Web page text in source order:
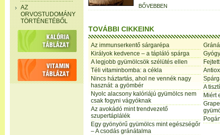
AZ
ORVOSTUDOMÁNY
TÖRTÉNETÉBŐL
BŐVEBBEN
TOVÁBBI CIKKEINK
Az immunserkentő sárgarépa
Királyok kedvence – a tápláló spárga
A legjobb gyümölcsök szélütés ellen
Téli vitaminbomba: a cékla
Nincs háztartás, ahol ne vennék nagy
hasznát: a gyömbér
Nyolc alacsony kalóriájú gyümölcs nem
csak fogyni vágyóknak
Az avokádó mint trendvezető
szupertáplálék
Egy gyönyörű gyümölcs mint egészségőr
– A csodás gránátalma
A
Miért